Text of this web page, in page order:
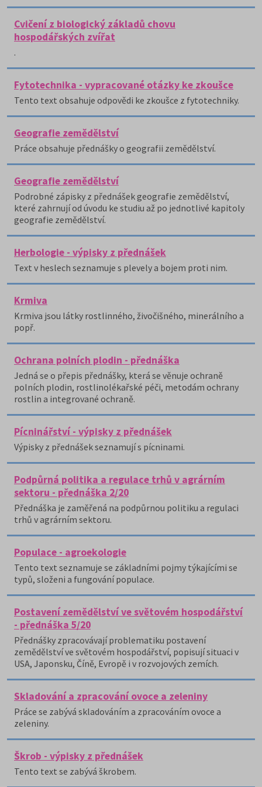
Cvičení z biologický základů chovu
hospodářských zvířat
.
Fytotechnika - vypracované otázky ke zkoušce
Tento text obsahuje odpovědi ke zkoušce z fytotechniky.
Geografie zemědělství
Práce obsahuje přednášky o geografii zemědělství.
Geografie zemědělství
Podrobné zápisky z přednášek geografie zemědělství,
které zahrnují od úvodu ke studiu až po jednotlivé kapitoly
geografie zemědělství.
Herbologie - výpisky z přednášek
Text v heslech seznamuje s plevely a bojem proti nim.
Krmiva
Krmiva jsou látky rostlinného, živočišného, minerálního a
popř.
Ochrana polních plodin - přednáška
Jedná se o přepis přednášky, která se věnuje ochraně
polních plodin, rostlinolékařské péči, metodám ochrany
rostlin a integrované ochraně.
Pícninářství - výpisky z přednášek
Výpisky z přednášek seznamují s pícninami.
Podpůrná politika a regulace trhů v agrárním
sektoru - přednáška 2/20
Přednáška je zaměřená na podpůrnou politiku a regulaci
trhů v agrárním sektoru.
Populace - agroekologie
Tento text seznamuje se základními pojmy týkajícími se
typů, složeni a fungování populace.
Postavení zemědělství ve světovém hospodářství
- přednáška 5/20
Přednášky zpracovávají problematiku postavení
zemědělství ve světovém hospodářství, popisují situaci v
USA, Japonsku, Číně, Evropě i v rozvojových zemích.
Skladování a zpracování ovoce a zeleniny
Práce se zabývá skladováním a zpracováním ovoce a
zeleniny.
Škrob - výpisky z přednášek
Tento text se zabývá škrobem.